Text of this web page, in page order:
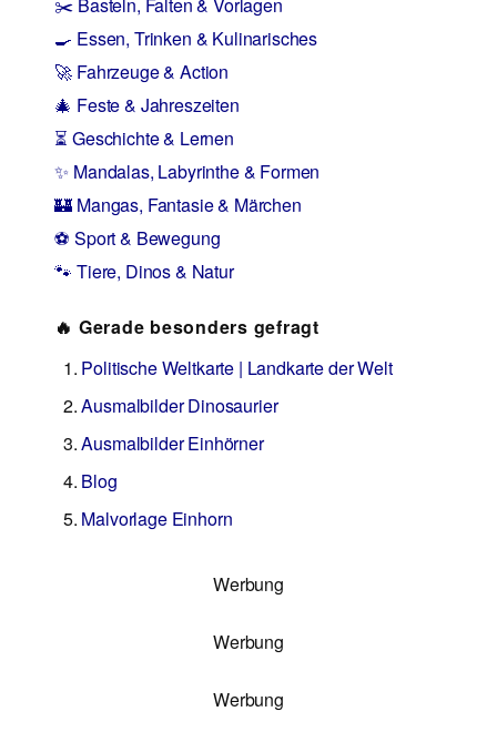
✂️ Basteln, Falten & Vorlagen
🍳 Essen, Trinken & Kulinarisches
🚀 Fahrzeuge & Action
🎄 Feste & Jahreszeiten
⏳ Geschichte & Lernen
✨ Mandalas, Labyrinthe & Formen
🏰 Mangas, Fantasie & Märchen
⚽ Sport & Bewegung
🐾 Tiere, Dinos & Natur
🔥 Gerade besonders gefragt
Politische Weltkarte | Landkarte der Welt
Ausmalbilder Dinosaurier
Ausmalbilder Einhörner
Blog
Malvorlage Einhorn
Werbung
Werbung
Werbung